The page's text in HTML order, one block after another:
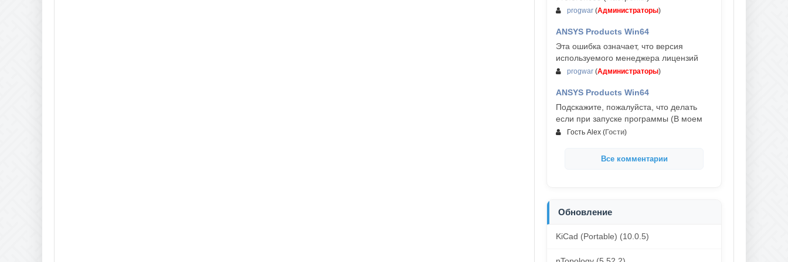
progwar (Администраторы)
ANSYS Products Win64
Эта ошибка означает, что версия
используемого менеджера лицензий
progwar (Администраторы)
ANSYS Products Win64
Подскажите, пожалуйста, что делать
если при запуске программы (В моем
Гость Alex (Гости)
Все комментарии
Обновление
KiCad (Portable) (10.0.5)